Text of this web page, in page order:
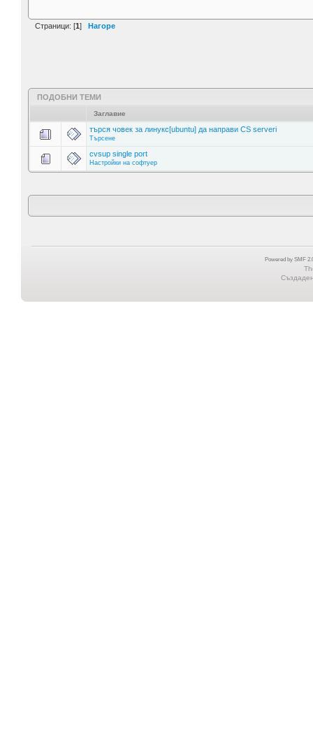
Страници: [1 ] Нагоре
ПОДОБНИ ТЕМИ
Заглавие
търся човек за линукс[ubuntu] да направи CS serveri
Търсене
cvsup single port
Настройки на софтуер
Powered by SMF